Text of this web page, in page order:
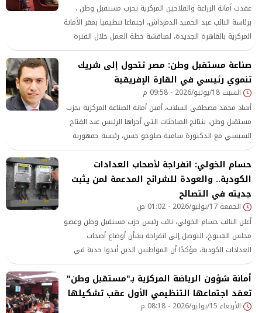
​عقدت أمانة الزراعة والفلاحين المركزية بحزب مستقبل وطن ،
برئاسة النائب عبد الحميد الدمرداش، اجتماعا تنظيميا بمقر الأمانة
المركزية بالقاهرة الجديدة، لمناقشة خطة العمل خلال الفترة
المقبلة، وذلك بحضور الأمناء المساعدين وأعضاء هيئة مكتب
الأمانة.
صناعة مستقبل وطن: مصر تتحول إلى شريك
تنموي رئيسي في القارة الإفريقية
السبت 18/يوليو/2026 - 09:58 م
أشاد محمد مصطفى السلاب، أمين أمانة الصناعة المركزية بحزب
مستقبل وطن، بنتائج المباحثات التي أجراها الرئيس عبد الفتاح
السيسي مع الدكتورة سامية صلوحو حسن، رئيسة جمهورية
تنزانيا
حسام الخولي: انفراجة لأصحاب العدادات
الكودية.. والعودة للشرائح المدعمة لمن يثبت
جديته في التصالح
الجمعة 17/يوليو/2026 - 01:02 ص
أعلن النائب حسام الخولي، نائب رئيس حزب مستقبل وطن وعضو
مجلس الشيوخ، التوصل إلى انفراجة بشأن أوضاع أصحاب
العدادات الكودية، مؤكدًا أن المواطنين الذين أبدوا جدية في
التصالح على مخالفات البناء سيستفيدون من العودة إلى شرائح
الكهرباء الطبيعية.
أمانة شؤون الرياضة المركزية بـ"مستقبل وطن"
تعقد اجتماعها التنظيمي الأول عقب تشكيلها
الأربعاء 15/يوليو/2026 - 08:18 م